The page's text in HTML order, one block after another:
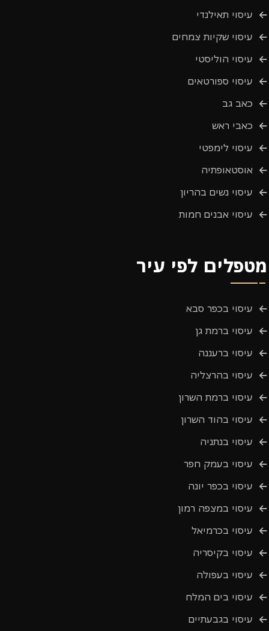
עיסוי תאילנדי
עיסוי שקיות צמחים
עיסוי הוליסטי
עיסוי ספורטאים
כאב גב
כאבי ראש
עיסוי לימפטי
אוסטאופתיה
עיסוי נשים בהריון
עיסוי אבנים חמות
מטפלים לפי עיר
עיסוי בכפר סבא
עיסוי ברמת גן
עיסוי ברעננה
עיסוי בהרצליה
עיסוי ברמת השרון
עיסוי בהוד השרון
עיסוי בנתניה
עיסוי בעמק חפר
עיסוי בכפר יונה
עיסוי במצפה רמון
עיסוי בכרמיאל
עיסוי בקיסריה
עיסוי בעפולה
עיסוי בים המלח
עיסוי בגבעתיים